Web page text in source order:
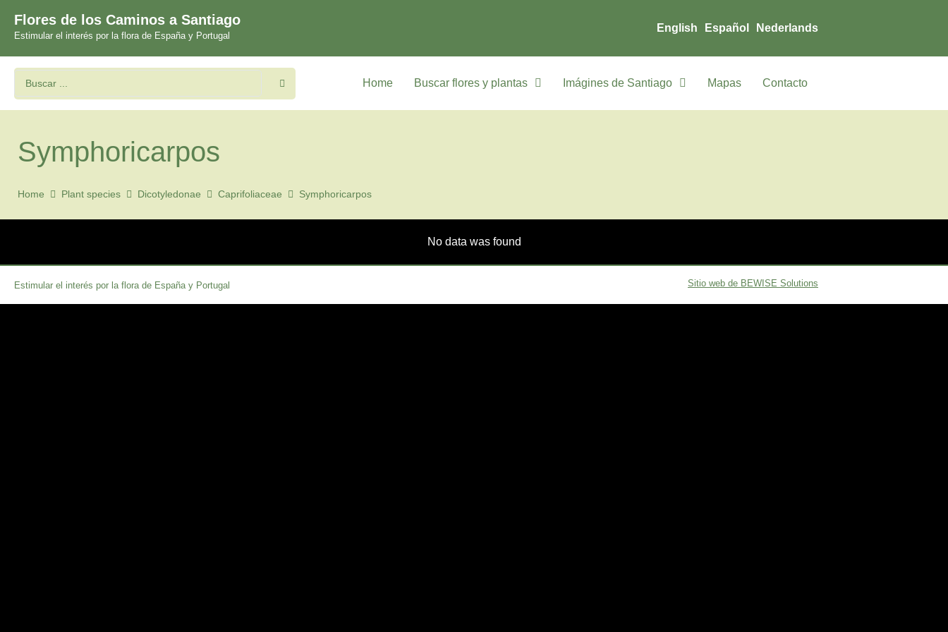
Flores de los Caminos a Santiago
Estimular el interés por la flora de España y Portugal
English Español Nederlands
Home Buscar flores y plantas Imágines de Santiago Mapas Contacto
Symphoricarpos
Home Plant species Dicotyledonae Caprifoliaceae Symphoricarpos
No data was found
Estimular el interés por la flora de España y Portugal Sitio web de BEWISE Solutions